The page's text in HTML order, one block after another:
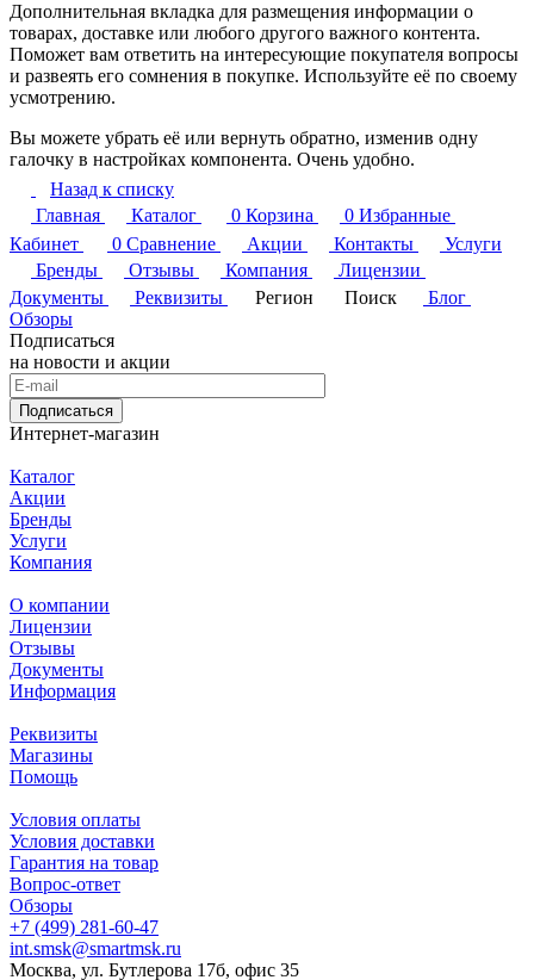
Дополнительная вкладка для размещения информации о
товарах, доставке или любого другого важного контента.
Поможет вам ответить на интересующие покупателя вопросы
и развеять его сомнения в покупке. Используйте её по своему
усмотрению.
Вы можете убрать её или вернуть обратно, изменив одну
галочку в настройках компонента. Очень удобно.
Назад к списку
Главная
Каталог 0 Корзина 0 Избранные
Кабинет
0 Сравнение Акции Контакты
Услуги
Бренды
Отзывы Компания
Лицензии
Документы
Реквизиты Регион Поиск
Блог
Обзоры
Подписаться
на новости и акции
Подписаться
Интернет-магазин
Каталог
Акции
Бренды
Услуги
Компания
О компании
Лицензии
Отзывы
Документы
Информация
Реквизиты
Магазины
Помощь
Условия оплаты
Условия доставки
Гарантия на товар
Вопрос-ответ
Обзоры
+7 (499) 281-60-47
int.smsk@smartmsk.ru
Москва, ул. Бутлерова 17б, офис 35